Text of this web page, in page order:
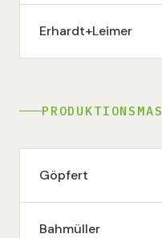
Erhardt+Leimer
Göpfert
Bahmüller